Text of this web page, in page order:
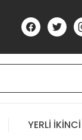
YERLİ